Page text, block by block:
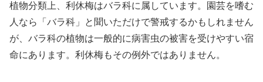
植物分類上、利休梅はバラ科に属しています。園芸を嗜む
人なら「バラ科」と聞いただけで警戒するかもしれません
が、バラ科の植物は一般的に病害虫の被害を受けやすい宿
命にあります。利休梅もその例外ではありません。